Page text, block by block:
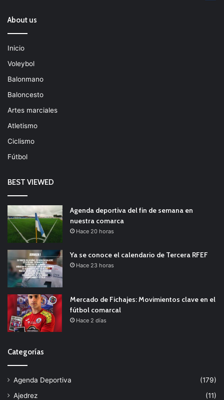
About us
Inicio
Voleybol
Balonmano
Baloncesto
Artes marciales
Atletismo
Ciclismo
Fútbol
BEST VIEWED
Agenda deportiva del fin de semana en
nuestra comarca
Hace 20 horas
Ya se conoce el calendario de Tercera RFEF
Hace 23 horas
Mercado de Fichajes: Movimientos clave en el
fútbol comarcal
Hace 2 días
Categorías
Agenda Deportiva
(179)
Ajedrez
(11)